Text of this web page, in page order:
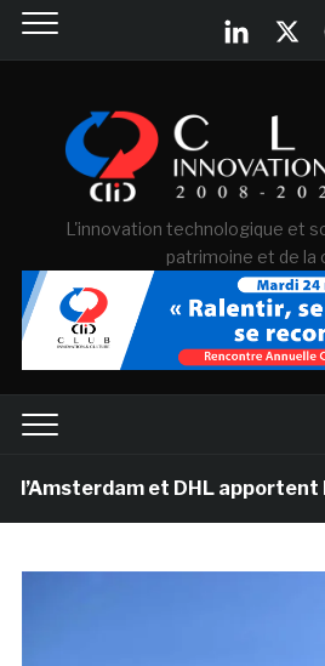
L'innovation technologique et
patrimoine et de la
et DHL apportent l’art